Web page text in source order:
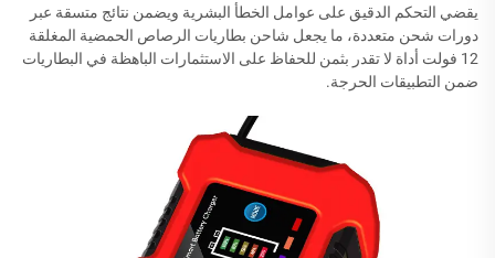
يقضي التحكم الدقيق على عوامل الخطأ البشرية ويضمن نتائج متسقة عبر
دورات شحن متعددة، ما يجعل شاحن بطاريات الرصاص الحمضية المغلقة
12 فولت أداة لا تقدر بثمن للحفاظ على الاستثمارات الباهظة في البطاريات
ضمن التطبيقات الحرجة.